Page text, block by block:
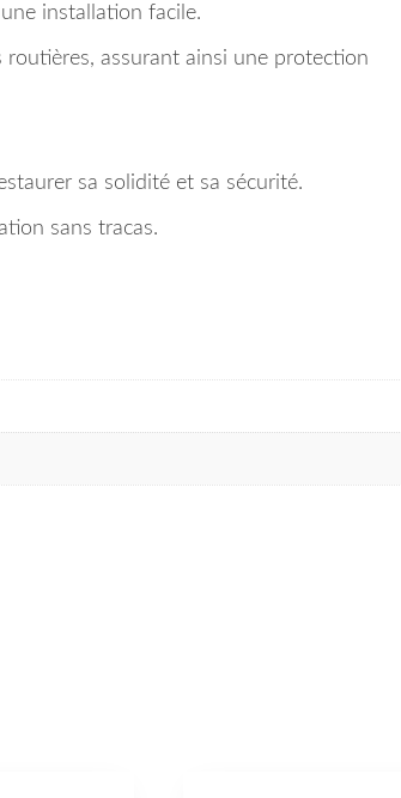
installation facile.
assurant ainsi une protection
sa solidité et sa sécurité.
sans tracas.